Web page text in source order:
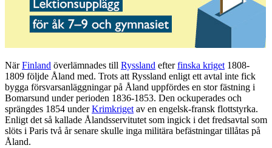
NärFinland överlämnades till Ryssland efterfinska kriget 1808-
1809 följde Åland med. Trots att Ryssland enligt ett avtal inte fick
bygga försvarsanläggningar på Åland uppfördes en stor fästning i
Bomarsund under perioden 1836-1853. Den ockuperades och
sprängdes 1854 underKrimkriget av en engelsk-fransk flottstyrka.
Enligt det så kallade Ålandsservitutet som ingick i det fredsavtal som
slöts i Paris två år senare skulle inga militära befästningar tillåtas på
Åland.